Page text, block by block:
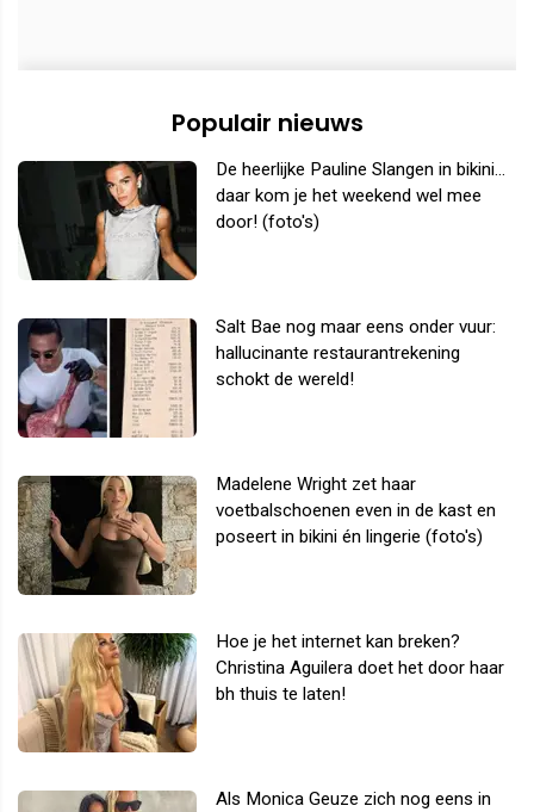
Populair nieuws
De heerlijke Pauline Slangen in bikini...
daar kom je het weekend wel mee
door! (foto's)
Salt Bae nog maar eens onder vuur:
hallucinante restaurantrekening
schokt de wereld!
Madelene Wright zet haar
voetbalschoenen even in de kast en
poseert in bikini én lingerie (foto's)
Hoe je het internet kan breken?
Christina Aguilera doet het door haar
bh thuis te laten!
Als Monica Geuze zich nog eens in